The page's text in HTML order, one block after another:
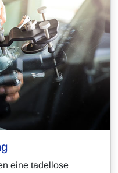
eine tadellose